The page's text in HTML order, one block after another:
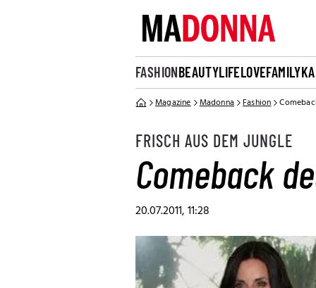
FASHIONBEAUTYLIFELOVEFAMILY
Magazine Madonna Fashion
FRISCH AUS DEM JUNGLE
Comeback
20.07.2011, 11:28